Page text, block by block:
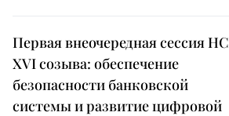
Первая внеочередная сессия НС
XVI созыва: обеспечение
безопасности банковской
системы и развитие цифровой